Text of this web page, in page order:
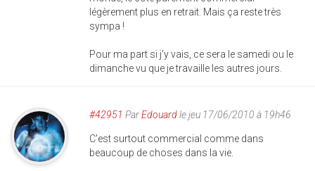
légèrement plus en retrait. Mais ça reste très
sympa !
Pour ma part si j'y vais, ce sera le samedi ou le
dimanche vu que je travaille les autres jours.
#42951 ParEdouardle jeu 17/06/2010 à 19h46
C'est surtout commercial comme dans
beaucoup de choses dans la vie.